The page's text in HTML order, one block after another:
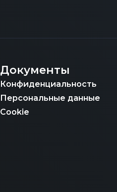
Документы
Конфиденциальность
Персональные данные
Cookie